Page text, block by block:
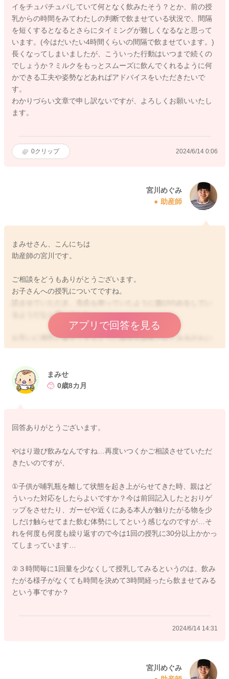
イをチュパチュパしていて何となく飲みたそう？とか、前の授
乳からの時間をみてわたしの判断で飲ませている状況で、間隔
を短くするとなるとさらにタイミングが難しくなるなと思って
います。(今はだいたい4時間くらいの間隔で飲ませています。)
長くなってしまいましたが、こういった行動はいつまで続くの
でしょうか？ミルクをもっとスムーズに飲んでくれるように何
かできる工夫や姿勢などあればアドバイスをいただきたいで
す。
わかりづらい文章で申し訳ないですが、よろしくお願いいたし
ます。
0クリップ 2024/6/14 0:06
宮川めぐみ
助産師
まみせさん、こんにちは
助産師の宮川です。
ご相談をどうもありがとうございます。
お子さんへの授乳についてですね。
るようだなと思いました。
お互いに授乳に集中できるように環境を調整されてみるのもい
いと思います。
と、起きている時よりもしっかりと飲んでくれることもあるか
もしれません。
いつまで続くのは、お子さんによりけりなこともあります。
す。
るのもいいと思いますよ。
日中だけでもとりあえず3時間おきには進めてみていただき、回
数で量を稼ぐようにされるのもいいと思います。
実際に間隔をあけてみた方がしっかりとトータルの哺乳量を稼
げるということもあったりします。
を探してみていただけたらと思います。
どうぞよろしくお願いします。
アプリで回答を見る
まみせ
0歳8カ月
回答ありがとうございます。
やはり遊び飲みなんですね…再度いつくかご相談させていただ
きたいのですが、
①子供が哺乳瓶を離して状態を起き上がらせてきた時、親はど
ういった対応をしたらよいですか？今は前回記入したとおりゲ
ップをさせたり、ガーゼや近くにある本人が触りたがる物を少
しだけ触らせてまた飲む体勢にしてという感じなのですが…そ
れを何度も何度も繰り返すので今は1回の授乳に30分以上かかっ
てしまっています…
②３時間毎に1回量を少なくして授乳してみるというのは、飲み
たがる様子がなくても時間を決めて3時間経ったら飲ませてみる
という事ですか？
2024/6/14 14:31
宮川めぐみ